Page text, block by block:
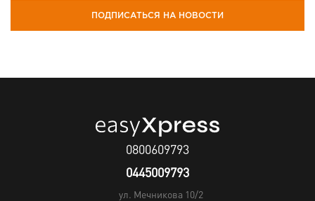
ПОДПИСАТЬСЯ НА НОВОСТИ
0800609793
0445009793
ул. Мечникова 10/2